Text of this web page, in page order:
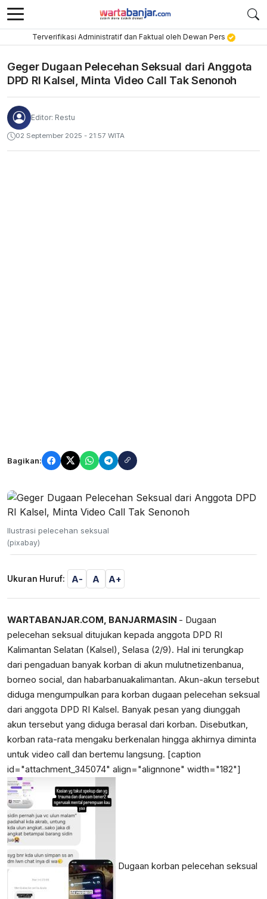
Terverifikasi Administratif dan Faktual oleh Dewan Pers
Geger Dugaan Pelecehan Seksual dari Anggota
DPD RI Kalsel, Minta Video Call Tak Senonoh
Editor: Restu
02 September 2025 - 21:57 WITA
Bagikan:
Ilustrasi pelecehan seksual
(pixabay)
Ukuran Huruf: A- A A+
WARTABANJAR.COM, BANJARMASIN - Dugaan
pelecehan seksual ditujukan kepada anggota DPD RI
Kalimantan Selatan (Kalsel), Selasa (2/9). Hal ini terungkap
dari pengaduan banyak korban di akun mulutnetizenbanua,
borneo social, dan habarbanuakalimantan. Akun-akun tersebut
diduga mengumpulkan para korban dugaan pelecehan seksual
dari anggota DPD RI Kalsel. Banyak pesan yang diunggah
akun tersebut yang diduga berasal dari korban. Disebutkan,
korban rata-rata mengaku berkenalan hingga akhirnya diminta
untuk video call dan bertemu langsung. [caption
id="attachment_345074" align="alignnone" width="182"]
Dugaan korban pelecehan seksual